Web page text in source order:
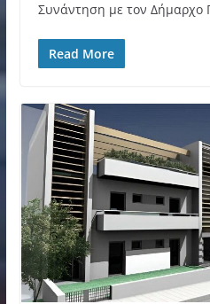
Συνάντηση με τον Δήμαρχο
Read More